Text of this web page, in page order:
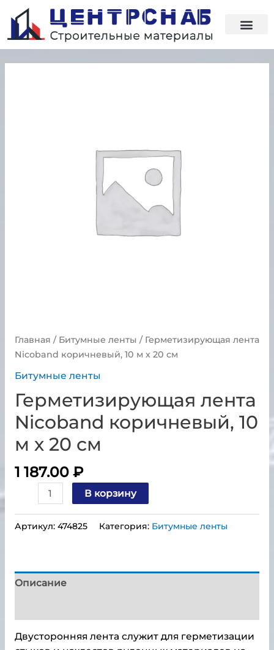
Главная / Битумные ленты / Герметизирующая лента
Nicoband коричневый, 10 м х 20 см
Битумные ленты
Герметизирующая лента
Nicoband коричневый, 10
м х 20 см
1 187.00 ₽
В корзину
Артикул: 474825 Категория: Битумные ленты
Описание
Двусторонняя лента служит для герметизации